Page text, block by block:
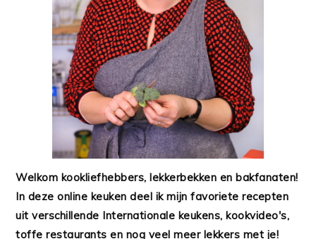
Welkom kookliefhebbers, lekkerbekken en bakfanaten!
In deze online keuken deel ik mijn favoriete recepten
uit verschillende Internationale keukens, kookvideo's,
toffe restaurants en nog veel meer lekkers met je!